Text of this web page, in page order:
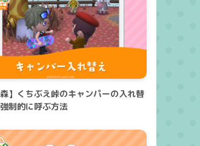
森】くちぶえ峠のキャンパーの入れ替
制的に呼ぶ方法